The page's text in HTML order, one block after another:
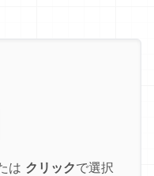
は クリックで選択